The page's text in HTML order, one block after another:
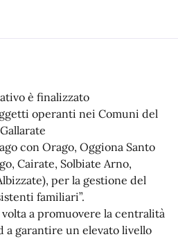
è finalizzato
operanti nei Comuni del
con Orago, Oggiona Santo
Cairate, Solbiate Arno,
per la gestione del
familiari”.
a promuovere la centralità
garantire un elevato livello